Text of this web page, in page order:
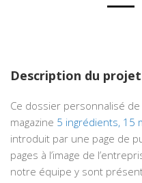
Description du projet
Ce dossier personnalisé de
magazine 5 ingrédients, 15
introduit par une page de
pages à l’image de
notre équipe y sont